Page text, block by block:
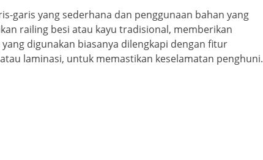
garis yang sederhana dan penggunaan bahan yang
railing besi atau kayu tradisional, memberikan
digunakan biasanya dilengkapi dengan fitur
laminasi, untuk memastikan keselamatan penghuni.